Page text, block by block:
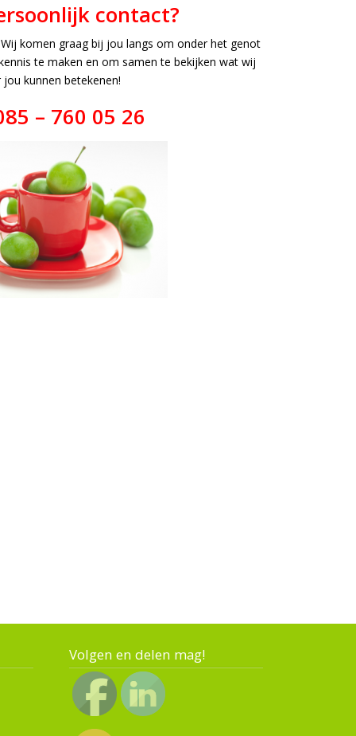
contact?
komen graag bij jou langs om onder het genot
te maken en om samen te bekijken wat wij
kunnen betekenen!
– 760 05 26
Volgen en delen mag!